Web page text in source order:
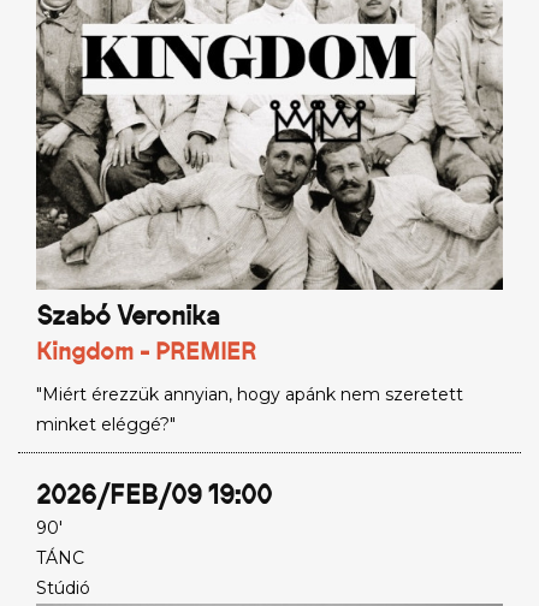
Szabó Veronika
Kingdom - PREMIER
"Miért érezzük annyian, hogy apánk nem szeretett
minket eléggé?"
2026/FEB/09 19:00
90'
TÁNC
Stúdió